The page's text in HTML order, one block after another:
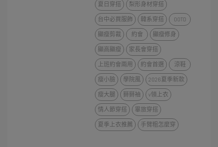
夏日穿搭
梨形身材穿搭
台中必買服飾
韓系穿搭
OOTD
顯瘦剪裁
約會
顯瘦修身
顯高顯瘦
家長會穿搭
上班約會兩用
約會首選
涼鞋
瘦小臉
學院風
2026夏季新款
瘦大腿
掰掰袖
v領上衣
情人節穿搭
畢旅穿搭
夏季上衣推薦
手臂粗怎麼穿